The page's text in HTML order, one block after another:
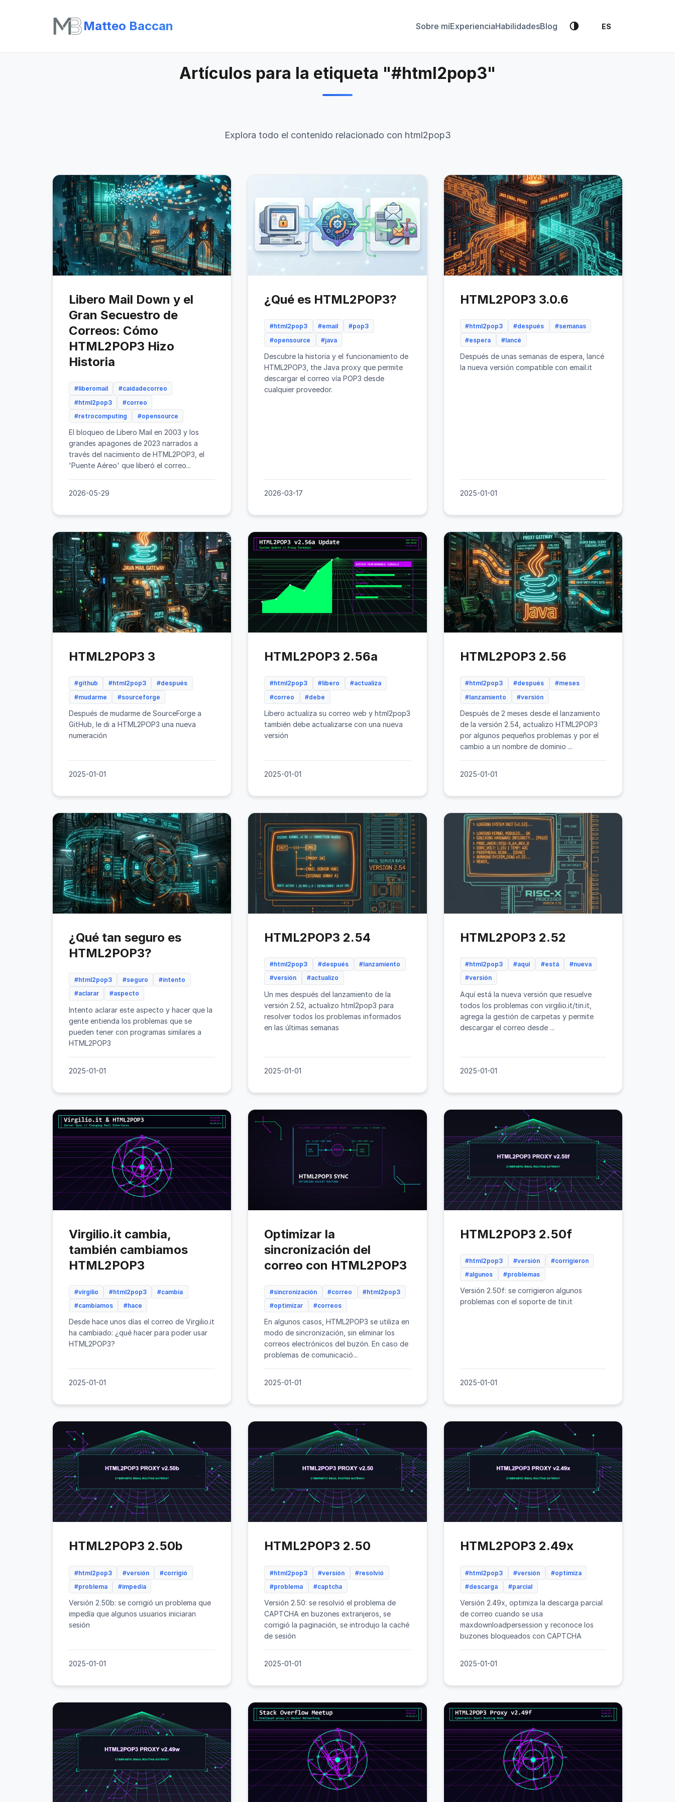
Matteo Baccan Sobre míExperienciaHabilidadesBlog 🌗 ES
Artículos para la etiqueta "#html2pop3"
Explora todo el contenido relacionado con html2pop3
Libero Mail Down y el
Gran Secuestro de
Correos: Cómo
HTML2POP3 Hizo
Historia
#liberomail
#caidadecorreo
#html2pop3
#correo
#retrocomputing
#opensource
El bloqueo de Libero Mail en 2003 y los
grandes apagones de 2023 narrados a
través del nacimiento de HTML2POP3, el
'Puente Aéreo' que liberó el correo...
2026-05-29
¿Qué es HTML2POP3?
#html2pop3 #email
#pop3
#opensource
#java
Descubre la historia y el funcionamiento de
HTML2POP3, the Java proxy que permite
descargar el correo vía POP3 desde
cualquier proveedor.
2026-03-17
HTML2POP3 3.0.6
#html2pop3 #después
#semanas
#espera
#lancé
Después de unas semanas de espera, lancé
la nueva versión compatible con email.it
2025-01-01
HTML2POP3 3
#github #html2pop3
#después
#mudarme
#sourceforge
Después de mudarme de SourceForge a
GitHub, le di a HTML2POP3 una nueva
numeración
2025-01-01
HTML2POP3 2.56a
#html2pop3 #libero
#actualiza
#correo
#debe
Libero actualiza su correo web y html2pop3
también debe actualizarse con una nueva
versión
2025-01-01
HTML2POP3 2.56
#html2pop3 #después
#meses
#lanzamiento
#versión
Después de 2 meses desde el lanzamiento
de la versión 2.54, actualizo HTML2POP3
por algunos pequeños problemas y por el
cambio a un nombre de dominio ...
2025-01-01
¿Qué tan seguro es
HTML2POP3?
#html2pop3 #seguro
#intento
#aclarar
#aspecto
Intento aclarar este aspecto y hacer que la
gente entienda los problemas que se
pueden tener con programas similares a
HTML2POP3
2025-01-01
HTML2POP3 2.54
#html2pop3 #después
#lanzamiento
#versión
#actualizo
Un mes después del lanzamiento de la
versión 2.52, actualizo html2pop3 para
resolver todos los problemas informados
en las últimas semanas
2025-01-01
HTML2POP3 2.52
#html2pop3 #aquí #está
#nueva
#versión
Aquí está la nueva versión que resuelve
todos los problemas con virgilio.it/tin.it,
agrega la gestión de carpetas y permite
descargar el correo desde ...
2025-01-01
Virgilio.it cambia,
también cambiamos
HTML2POP3
#virgilio #html2pop3
#cambia
#cambiamos
#hace
Desde hace unos días el correo de Virgilio.it
ha cambiado: ¿qué hacer para poder usar
HTML2POP3?
2025-01-01
Optimizar la
sincronización del
correo con HTML2POP3
#sincronización #correo
#html2pop3
#optimizar
#correos
En algunos casos, HTML2POP3 se utiliza en
modo de sincronización, sin eliminar los
correos electrónicos del buzón. En caso de
problemas de comunicació...
2025-01-01
HTML2POP3 2.50f
#html2pop3 #versión
#corrigieron
#algunos
#problemas
Versión 2.50f: se corrigieron algunos
problemas con el soporte de tin.it
2025-01-01
HTML2POP3 2.50b
#html2pop3 #versión
#corrigió
#problema
#impedía
Versión 2.50b: se corrigió un problema que
impedía que algunos usuarios iniciaran
sesión
2025-01-01
HTML2POP3 2.50
#html2pop3 #versión
#resolvió
#problema
#captcha
Versión 2.50: se resolvió el problema de
CAPTCHA en buzones extranjeros, se
corrigió la paginación, se introdujo la caché
de sesión
2025-01-01
HTML2POP3 2.49x
#html2pop3 #versión
#optimiza
#descarga
#parcial
Versión 2.49x, optimiza la descarga parcial
de correo cuando se usa
maxdownloadpersession y reconoce los
buzones bloqueados con CAPTCHA
2025-01-01